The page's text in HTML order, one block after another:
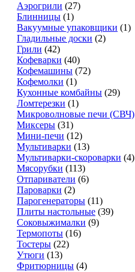
Аэрогрили (27)
Блинницы (1)
Вакуумные упаковщики (1)
Гладильные доски (2)
Грили (42)
Кофеварки (40)
Кофемашины (72)
Кофемолки (1)
Кухонные комбайны (29)
Ломтерезки (1)
Микроволновые печи (СВЧ)
Миксеры (31)
Мини-печи (12)
Мультиварки (13)
Мультиварки-скороварки (4)
Мясорубки (113)
Отпариватели (6)
Пароварки (2)
Парогенераторы (11)
Плиты настольные (39)
Соковыжималки (9)
Термопоты (16)
Тостеры (22)
Утюги (13)
Фритюрницы (4)